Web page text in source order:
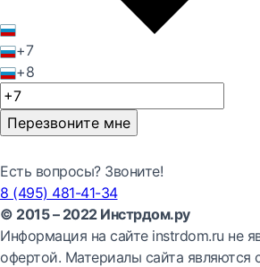
+7
+8
Перезвоните мне
Есть вопросы? Звоните!
8 (495) 481-41-34
© 2015 – 2022 Инстрдом.ру
Информация на сайте instrdom.ru не
офертой. Материалы сайта являются